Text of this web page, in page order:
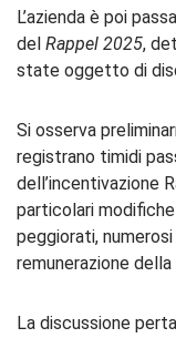
L’azienda è poi
del Rappel 2025,
state oggetto di
Si osserva
registrano timidi
dell’incentivazione
particolari
peggiorati,
remunerazione
La discussione